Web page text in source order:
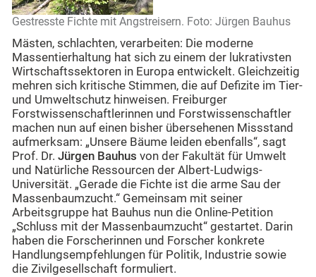
Gestresste Fichte mit Angstreisern. Foto: Jürgen Bauhus
Mästen, schlachten, verarbeiten: Die moderne
Massentierhaltung hat sich zu einem der lukrativsten
Wirtschaftssektoren in Europa entwickelt. Gleichzeitig
mehren sich kritische Stimmen, die auf Defizite im Tier-
und Umweltschutz hinweisen. Freiburger
Forstwissenschaftlerinnen und Forstwissenschaftler
machen nun auf einen bisher übersehenen Missstand
aufmerksam: „Unsere Bäume leiden ebenfalls“, sagt
Prof. Dr. Jürgen Bauhus von der Fakultät für Umwelt
und Natürliche Ressourcen der Albert-Ludwigs-
Universität. „Gerade die Fichte ist die arme Sau der
Massenbaumzucht.“ Gemeinsam mit seiner
Arbeitsgruppe hat Bauhus nun die Online-Petition
„Schluss mit der Massenbaumzucht“ gestartet. Darin
haben die Forscherinnen und Forscher konkrete
Handlungsempfehlungen für Politik, Industrie sowie
die Zivilgesellschaft formuliert.